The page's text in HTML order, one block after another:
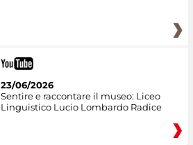
23/06/2026
Sentire e raccontare il museo: Liceo
Linguistico Lucio Lombardo Radice